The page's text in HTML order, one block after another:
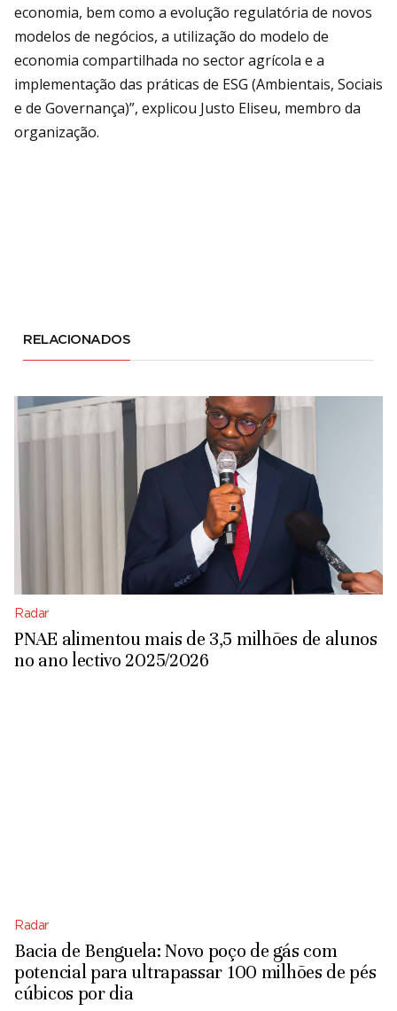
economia, bem como a evolução regulatória de novos
modelos de negócios, a utilização do modelo de
economia compartilhada no sector agrícola e a
implementação das práticas de ESG (Ambientais, Sociais
e de Governança)”, explicou Justo Eliseu, membro da
organização.
RELACIONADOS
Radar
PNAE alimentou mais de 3,5 milhões de alunos
no ano lectivo 2025/2026
Radar
Bacia de Benguela: Novo poço de gás com
potencial para ultrapassar 100 milhões de pés
cúbicos por dia